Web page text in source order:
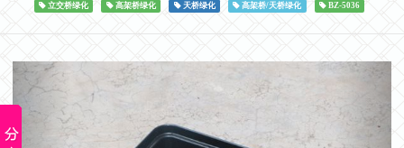
立交桥绿化 高架桥绿化 天桥绿化 高架桥/天桥绿化 BZ-5036
Previous Next